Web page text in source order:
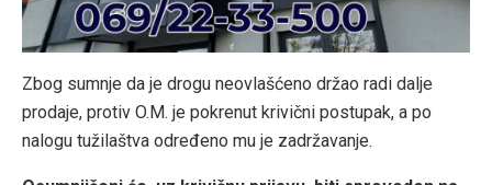
Zbog sumnje da je drogu neovlašćeno držao radi dalje
prodaje, protiv O.M. je pokrenut krivični postupak, a po
nalogu tužilaštva određeno mu je zadržavanje.